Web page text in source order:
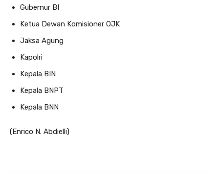
Gubernur BI
Ketua Dewan Komisioner OJK
Jaksa Agung
Kapolri
Kepala BIN
Kepala BNPT
Kepala BNN
(Enrico N. Abdielli)